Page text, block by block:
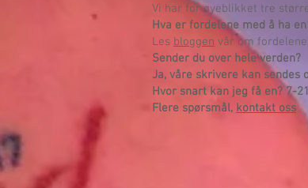
Vi har for øyeblikket tre
Hva er fordelene med å ha
Les bloggen vår om
Sender du over hele verden?
Ja, våre skrivere kan sendes
Hvor snart kan jeg få en? 7-
Flere spørsmål, kontakt oss